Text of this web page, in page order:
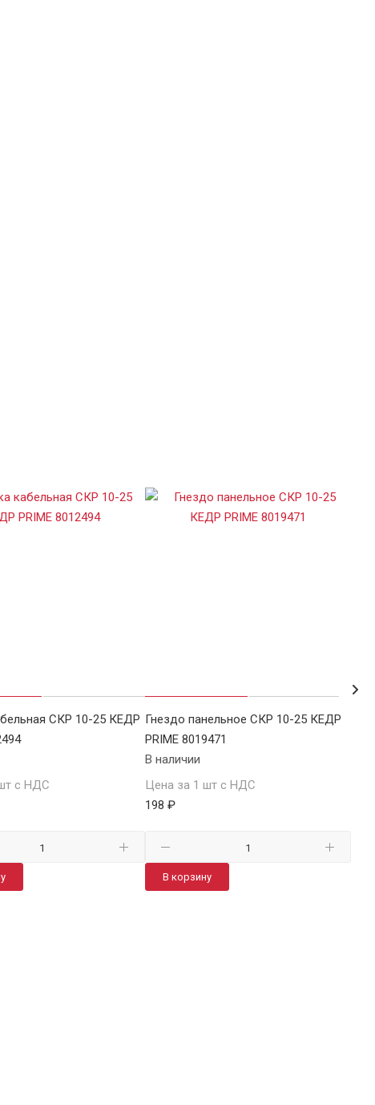
СКР 10-25 КЕДР
с НДС
Гнездо панельное СКР 10-25 КЕДР
PRIME 8019471
В наличии
Цена за 1 шт с НДС
198 ₽
В корзину